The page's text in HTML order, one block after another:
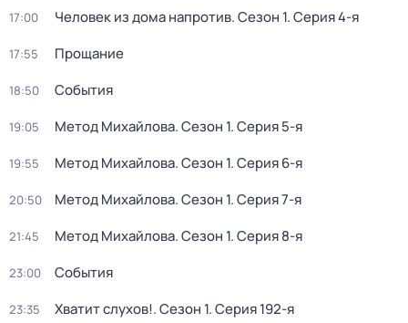
17:00 Человек из дома напротив. Сезон 1. Серия 4-я
17:55 Прощание
18:50 События
19:05 Метод Михайлова. Сезон 1. Серия 5-я
19:55 Метод Михайлова. Сезон 1. Серия 6-я
20:50 Метод Михайлова. Сезон 1. Серия 7-я
21:45 Метод Михайлова. Сезон 1. Серия 8-я
23:00 События
23:35 Хватит слухов!. Сезон 1. Серия 192-я